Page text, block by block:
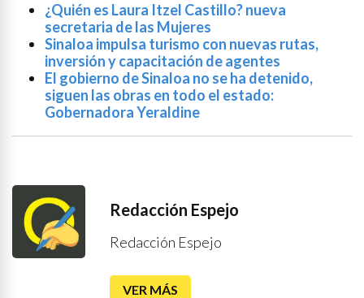
¿Quién es Laura Itzel Castillo? nueva
secretaria de las Mujeres
Sinaloa impulsa turismo con nuevas rutas,
inversión y capacitación de agentes
El gobierno de Sinaloa no se ha detenido,
siguen las obras en todo el estado:
Gobernadora Yeraldine
Redacción Espejo
Redacción Espejo
VER MÁS